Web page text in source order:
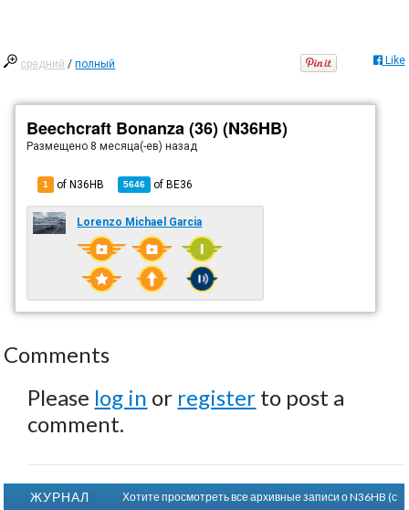
средний /полный Like
Beechcraft Bonanza (36) (N36HB)
Размещено 8 месяца(-ев) назад
1 of N36HB 5646 ofBE36
Lorenzo Michael Garcia
Comments
Please log in or register to post a
comment.
ЖУРНАЛ
Хотите просмотреть все архивные записи о N36HB (с